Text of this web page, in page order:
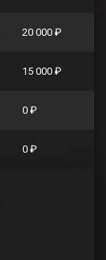
20 000 ₽
15 000 ₽
0 ₽
0 ₽